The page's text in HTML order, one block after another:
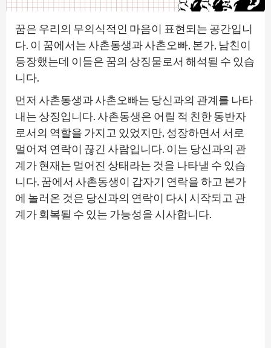
꿈은 우리의 무의식적인 마음이 표현되는 공간입니
다. 이 꿈에서는 사촌동생과 사촌오빠, 본가, 남친이
등장했는데 이들은 꿈의 상징물로서 해석될 수 있습
니다.
먼저 사촌동생과 사촌오빠는 당신과의 관계를 나타
내는 상징입니다. 사촌동생은 어릴 적 친한 동반자
로서의 역할을 가지고 있었지만, 성장하면서 서로
멀어져 연락이 끊긴 사람입니다. 이는 당신과의 관
계가 현재는 멀어진 상태라는 것을 나타낼 수 있습
니다. 꿈에서 사촌동생이 갑자기 연락을 하고 본가
에 놀러온 것은 당신과의 연락이 다시 시작되고 관
계가 회복될 수 있는 가능성을 시사합니다.